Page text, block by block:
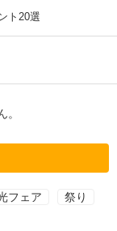
ト20選
フェア 祭り